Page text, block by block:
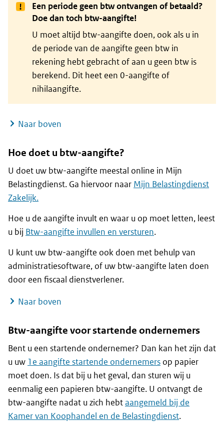
Een periode geen btw ontvangen of betaald?
Doe dan toch btw-aangifte!
U moet altijd btw-aangifte doen, ook als u in
de periode van de aangifte geen btw in
rekening hebt gebracht of aan u geen btw is
berekend. Dit heet een 0-aangifte of
nihilaangifte.
Naar boven
Hoe doet u btw-aangifte?
U doet uw btw-aangifte meestal online in Mijn
Belastingdienst. Ga hiervoor naar Mijn Belastingdienst
Zakelijk.
Hoe u de aangifte invult en waar u op moet letten, leest
u bij Btw-aangifte invullen en versturen.
U kunt uw btw-aangifte ook doen met behulp van
administratiesoftware, of uw btw-aangifte laten doen
door een fiscaal dienstverlener.
Naar boven
Btw-aangifte voor startende ondernemers
Bent u een startende ondernemer? Dan kan het zijn dat
u uw 1e aangifte startende ondernemers op papier
moet doen. Is dat bij u het geval, dan sturen wij u
eenmalig een papieren btw-aangifte. U ontvangt de
btw-aangifte nadat u zich hebtaangemeld bij de
Kamer van Koophandel en de Belastingdienst.